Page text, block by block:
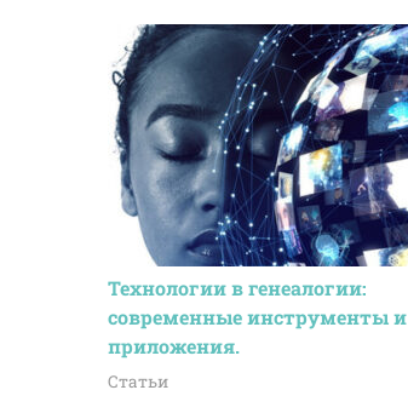
Технологии в генеалогии:
современные инструменты и
приложения.
Статьи